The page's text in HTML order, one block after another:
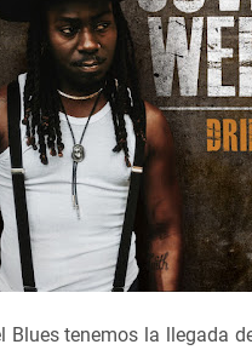
Blues tenemos la llegada